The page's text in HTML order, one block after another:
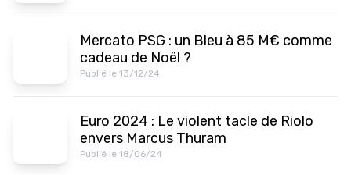
Mercato PSG : un Bleu à 85 M€ comme
cadeau de Noël ?
Publié le 13/12/24
Euro 2024 : Le violent tacle de Riolo
envers Marcus Thuram
Publié le 18/06/24